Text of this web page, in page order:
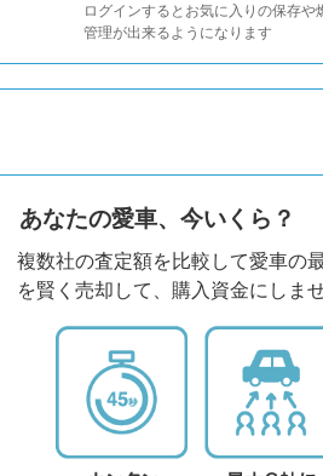
ログインするとお気に入りの保存や
管理が出来るようになります
あなたの愛車、今いくら？
複数社の査定額を比較して愛車の
を賢く売却して、購入資金にしま